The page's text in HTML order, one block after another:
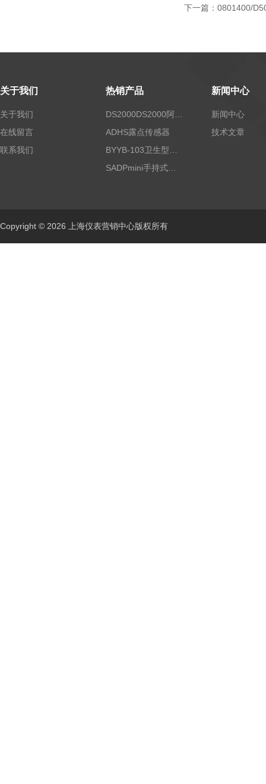
下一篇： 0801400/
关于我们
关于我们
在线留言
联系我们
热销产品
ADHS露点传感器
新闻中心
新闻中心
技术文章
Copyright © 2026 上海仪表营销中心版权所有